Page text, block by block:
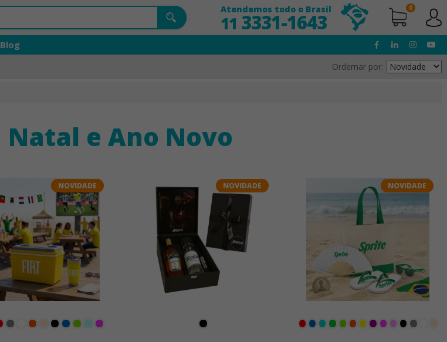
Atendemos todo o Brasil
11 3331-1643
0
Blog
Ordernar por:
Natal e Ano Novo
NOVIDADE NOVIDADE NOVIDADE